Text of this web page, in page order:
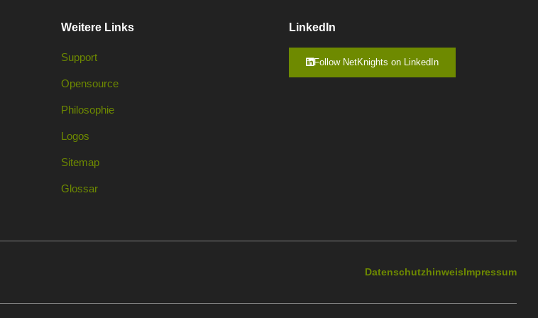
Weitere Links
Support
Opensource
Philosophie
Logos
Sitemap
Glossar
LinkedIn
Follow NetKnights on LinkedIn
DatenschutzhinweisImpressum